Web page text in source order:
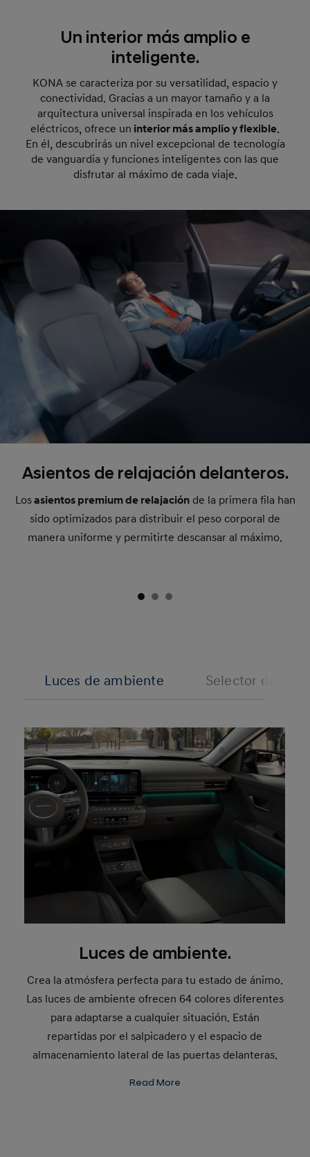
Un interior más amplio e
inteligente.
KONA se caracteriza por su versatilidad, espacio y
conectividad. Gracias a un mayor tamaño y a la
arquitectura universal inspirada en los vehículos
eléctricos, ofrece un interior más amplio y flexible.
En él, descubrirás un nivel excepcional de tecnología
de vanguardia y funciones inteligentes con las que
disfrutar al máximo de cada viaje.
Asientos de relajación delanteros.
Losasientos premium de relajaciónde la primera fila han
sido optimizados para distribuir el peso corporal de
manera uniforme y permitirte descansar al máximo.
Luces de ambiente Selector de
Luces de ambiente.
Crea la atmósfera perfecta para tu estado de ánimo.
Las luces de ambiente ofrecen 64 colores diferentes
para adaptarse a cualquier situación. Están
repartidas por el salpicadero y el espacio de
almacenamiento lateral de las puertas delanteras.
Read More